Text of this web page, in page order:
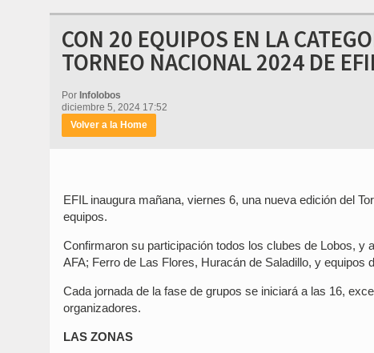
CON 20 EQUIPOS EN LA
TORNEO NACIONAL 2024 DE
Por Infolobos
diciembre 5, 2024 17:52
Volver a la Home
EFIL inaugura mañana, viernes 6, una nueva edición del
equipos.
Confirmaron su participación todos los clubes de Lobos,
AFA; Ferro de Las Flores, Huracán de Saladillo, y
Cada jornada de la fase de grupos se iniciará a las 16,
organizadores.
LAS ZONAS